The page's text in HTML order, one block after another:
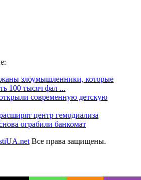
злоумышленники, которые
100 тысяч фал ...
современную детскую
центр гемодиализа
ограбили банкомат
Все права защищены.